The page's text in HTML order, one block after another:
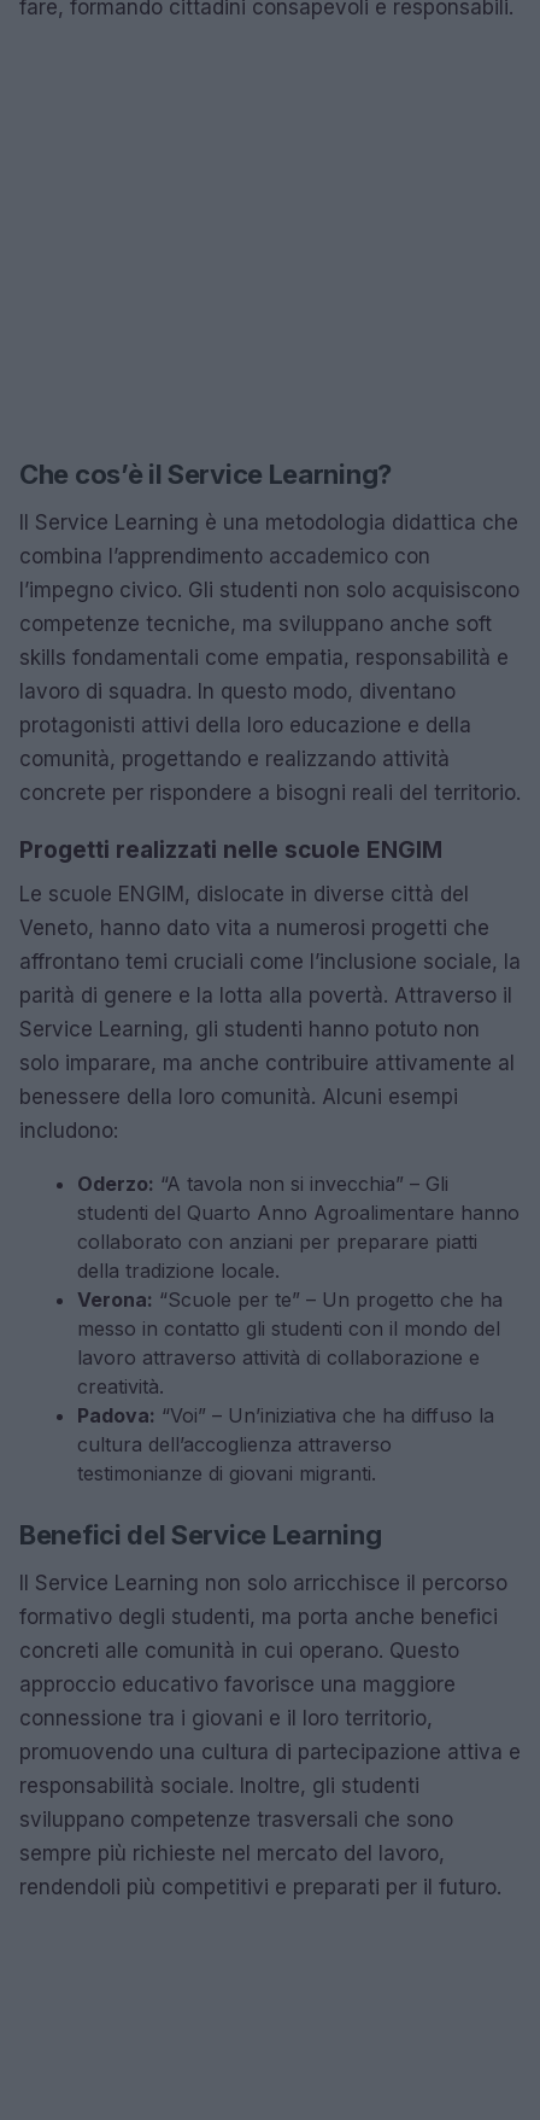
fare, formando cittadini consapevoli e responsabili.
Che cos’è il Service Learning?
Il Service Learning è una metodologia didattica che
combina l’apprendimento accademico con
l’impegno civico. Gli studenti non solo acquisiscono
competenze tecniche, ma sviluppano anche soft
skills fondamentali come empatia, responsabilità e
lavoro di squadra. In questo modo, diventano
protagonisti attivi della loro educazione e della
comunità, progettando e realizzando attività
concrete per rispondere a bisogni reali del territorio.
Progetti realizzati nelle scuole ENGIM
Le scuole ENGIM, dislocate in diverse città del
Veneto, hanno dato vita a numerosi progetti che
affrontano temi cruciali come l’inclusione sociale, la
parità di genere e la lotta alla povertà. Attraverso il
Service Learning, gli studenti hanno potuto non
solo imparare, ma anche contribuire attivamente al
benessere della loro comunità. Alcuni esempi
includono:
Oderzo: “A tavola non si invecchia” – Gli
studenti del Quarto Anno Agroalimentare hanno
collaborato con anziani per preparare piatti
della tradizione locale.
Verona: “Scuole per te” – Un progetto che ha
messo in contatto gli studenti con il mondo del
lavoro attraverso attività di collaborazione e
creatività.
Padova: “Voi” – Un’iniziativa che ha diffuso la
cultura dell’accoglienza attraverso
testimonianze di giovani migranti.
Benefici del Service Learning
Il Service Learning non solo arricchisce il percorso
formativo degli studenti, ma porta anche benefici
concreti alle comunità in cui operano. Questo
approccio educativo favorisce una maggiore
connessione tra i giovani e il loro territorio,
promuovendo una cultura di partecipazione attiva e
responsabilità sociale. Inoltre, gli studenti
sviluppano competenze trasversali che sono
sempre più richieste nel mercato del lavoro,
rendendoli più competitivi e preparati per il futuro.